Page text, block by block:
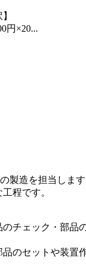
円×20...
製造を担当します
程です。
チェック・部品
品のセットや装置